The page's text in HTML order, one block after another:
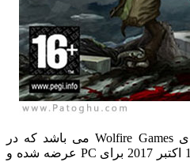
از سری بازی های Wolfire Games می باشد که در
سبک اکشن و Indie در تاریخ 16 اکتبر 2017 برای PC عرضه شده و